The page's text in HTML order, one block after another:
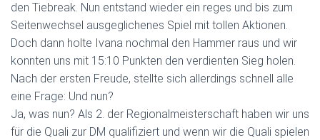
den Tiebreak. Nun entstand wieder ein reges und bis zum
Seitenwechsel ausgeglichenes Spiel mit tollen Aktionen.
Doch dann holte Ivana nochmal den Hammer raus und wir
konnten uns mit 15:10 Punkten den verdienten Sieg holen.
Nach der ersten Freude, stellte sich allerdings schnell alle
eine Frage: Und nun?
Ja, was nun? Als 2. der Regionalmeisterschaft haben wir uns
für die Quali zur DM qualifiziert und wenn wir die Quali spielen